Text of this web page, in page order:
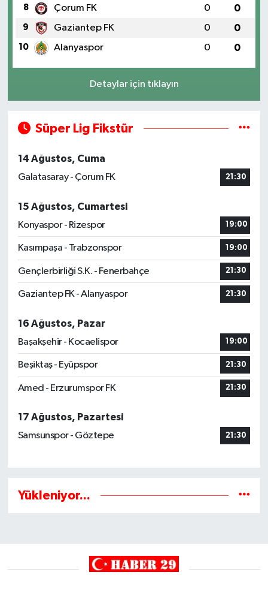
8 Çorum FK 0 0
9 Gaziantep FK 0 0
10 Alanyaspor 0 0
Detaylar için tıklayın
Süper Lig Fikstür
14 Ağustos, Cuma
Galatasaray - Çorum FK
21:30
15 Ağustos, Cumartesi
Konyaspor - Rizespor
19:00
Kasımpaşa - Trabzonspor 19:00
Gençlerbirliği S.K. - Fenerbahçe 21:30
Gaziantep FK - Alanyaspor 21:30
16 Ağustos, Pazar
Başakşehir - Kocaelispor
19:00
Beşiktaş - Eyüpspor 21:30
Amed - Erzurumspor FK 21:30
17 Ağustos, Pazartesi
Samsunspor - Göztepe
21:30
Yükleniyor...